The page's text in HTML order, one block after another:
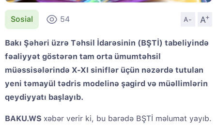
Sosial 54 A- A
+
Bakı Şəhəri üzrə Təhsil İdarəsinin (BŞTİ) tabeliyində
fəaliyyət göstərən tam orta ümumtəhsil
müəssisələrində X-XI siniflər üçün nəzərdə tutulan
yeni təmayül tədris modelinə şagird və müəllimlərin
qeydiyyatı başlayıb.
BAKU.WS xəbər verir ki, bu barədə BŞTİ məlumat yayıb.